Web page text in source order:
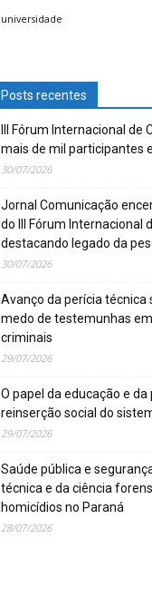
universidade
Posts recentes
III Fórum Internacional de
mais de mil participantes
30/07/2026
Jornal Comunicação
do III Fórum Internacional
destacando legado da
30/07/2026
Avanço da perícia técnica
medo de testemunhas
criminais
29/07/2026
O papel da educação e da
reinserção social do
29/07/2026
Saúde pública e
técnica e da ciência
homicídios no Paraná
28/07/2026